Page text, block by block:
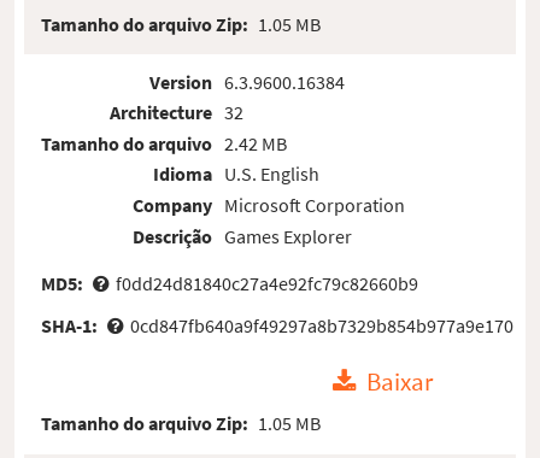
Tamanho do arquivo Zip: 1.05 MB
Version
Architecture
Tamanho do arquivo
Idioma
Company
Descrição
6.3.9600.16384
32
2.42 MB
U.S. English
Microsoft Corporation
Games Explorer
MD5:
f0dd24d81840c27a4e92fc79c82660b9
SHA-1:
0cd847fb640a9f49297a8b7329b854b977a9e170
Baixar
Tamanho do arquivo Zip: 1.05 MB